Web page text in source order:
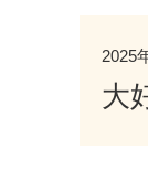
2025
大